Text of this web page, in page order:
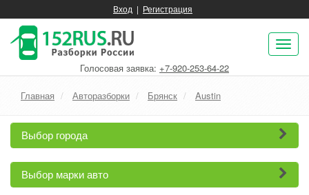
Вход | Регистрация
Голосовая заявка: +7-920-253-64-22
Главная Авторазборки Брянск Austin
Выбор города
Выбор марки авто